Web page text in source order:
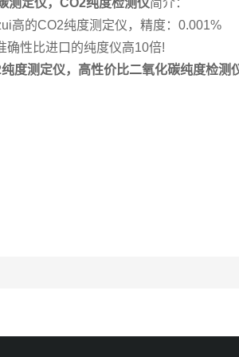
测定仪，CO2纯度检测仪简介：
高的CO2纯度测定仪，精度：0.001%
确性比进口的纯度仪高10倍!
度测定仪，高性价比二氧化碳纯度检测